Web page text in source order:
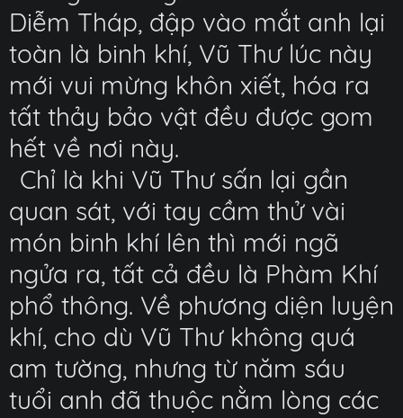
Diễm Tháp, đập vào mắt anh lại
toàn là binh khí, Vũ Thư lúc này
mới vui mừng khôn xiết, hóa ra
tất thảy bảo vật đều được gom
hết về nơi này.
Chỉ là khi Vũ Thư sấn lại gần
quan sát, với tay cầm thử vài
món binh khí lên thì mới ngã
ngửa ra, tất cả đều là Phàm Khí
phổ thông. Về phương diện luyện
khí, cho dù Vũ Thư không quá
am tường, nhưng từ năm sáu
tuổi anh đã thuộc nằm lòng các